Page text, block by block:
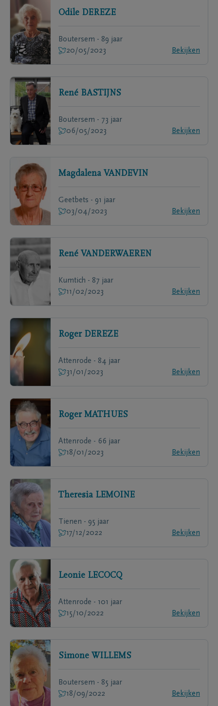
Odile DEREZE
Boutersem - 89 jaar
20/05/2023
Bekijken
René BASTIJNS
Boutersem - 73 jaar
06/05/2023
Bekijken
Magdalena VANDEVIN
Geetbets - 91 jaar
03/04/2023
Bekijken
René VANDERWAEREN
Kumtich - 87 jaar
11/02/2023
Bekijken
Roger DEREZE
Attenrode - 84 jaar
31/01/2023
Bekijken
Roger MATHUES
Attenrode - 66 jaar
18/01/2023
Bekijken
Theresia LEMOINE
Tienen - 95 jaar
17/12/2022
Bekijken
Leonie LECOCQ
Attenrode - 101 jaar
15/10/2022
Bekijken
Simone WILLEMS
Boutersem - 85 jaar
18/09/2022
Bekijken